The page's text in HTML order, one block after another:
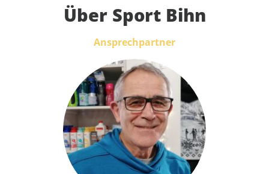
Über Sport Bihn
Ansprechpartner